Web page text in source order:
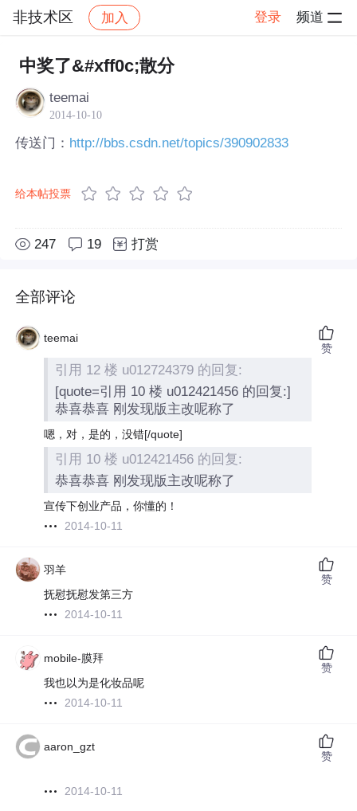
非技术区 加入 登录 频道
社区 非技术区 帖子详情
中奖了&#xff0c;散分
teemai
2014-10-10
传送门： http://bbs.csdn.net/topics/390902833
给本帖投票
247 19 打赏
全部评论
teemai
引用 12 楼 u012724379 的回复:
[quote=引用 10 楼 u012421456 的回复:]
恭喜恭喜 刚发现版主改呢称了
嗯，对，是的，没错[/quote]
引用 10 楼 u012421456 的回复:
恭喜恭喜 刚发现版主改呢称了
宣传下创业产品，你懂的！
2014-10-11
赞
羽羊
抚慰抚慰发第三方
2014-10-11
赞
mobile-膜拜
我也以为是化妆品呢
2014-10-11
赞
aaron_gzt
2014-10-11
赞